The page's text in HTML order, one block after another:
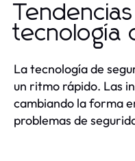
tecnología
La tecnología de
un ritmo rápido. Las
cambiando la forma
problemas de